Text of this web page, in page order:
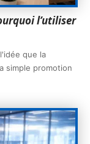
l’utiliser
que la
simple promotion